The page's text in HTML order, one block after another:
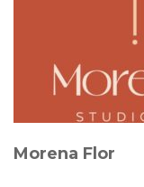
Morena Flor